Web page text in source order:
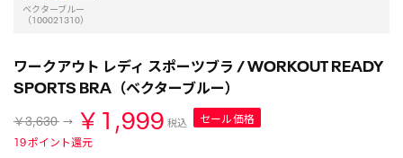
ベクターブルー
（100021310）
ワークアウト レディ スポーツブラ / WORKOUT READY
SPORTS BRA（ベクターブルー）
￥3,630 ￥1,999 税込
セール価格
19ポイント還元